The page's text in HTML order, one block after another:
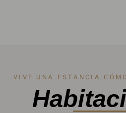
VIVE UNA ESTANCIA